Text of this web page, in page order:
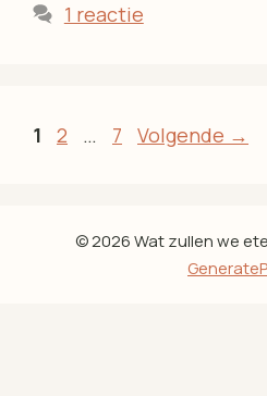
1 reactie
Pagina
1 Pagina
2 … Pagina
7 Volgende →
© 2026 Wat zullen we